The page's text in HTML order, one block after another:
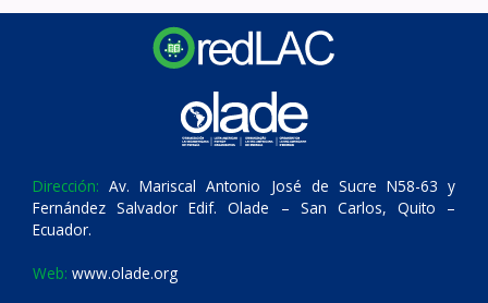
Dirección: Av. Mariscal Antonio José de Sucre N58-63 y
Fernández Salvador Edif. Olade – San Carlos, Quito –
Ecuador.
Web: www.olade.org